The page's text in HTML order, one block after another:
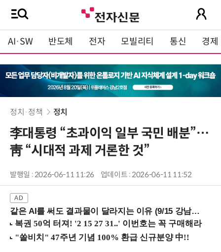
AI·SW 반도체 전자 모빌리티 통신 경제
정치·정책 정치
李대통령 “초과이익 일부 국민 배분”…
靑 “시대적 과제 거론한 것”
발행일 : 2026-06-11 11:26 업데이트 : 2026-06-11 11:52
같은 AI를 써도 결과물이 달라지는 이유 (9/15 강남역)